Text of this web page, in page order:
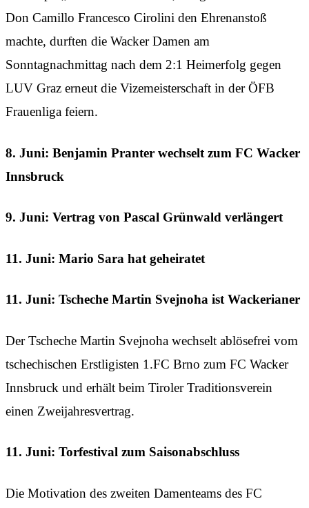
Don Camillo Francesco Cirolini den Ehrenanstoß
machte, durften die Wacker Damen am
Sonntagnachmittag nach dem 2:1 Heimerfolg gegen
LUV Graz erneut die Vizemeisterschaft in der ÖFB
Frauenliga feiern.
8. Juni: Benjamin Pranter wechselt zum FC Wacker
Innsbruck
9. Juni: Vertrag von Pascal Grünwald verlängert
11. Juni: Mario Sara hat geheiratet
11. Juni: Tscheche Martin Svejnoha ist Wackerianer
Der Tscheche Martin Svejnoha wechselt ablösefrei vom
tschechischen Erstligisten 1.FC Brno zum FC Wacker
Innsbruck und erhält beim Tiroler Traditionsverein
einen Zweijahresvertrag.
11. Juni: Torfestival zum Saisonabschluss
Die Motivation des zweiten Damenteams des FC